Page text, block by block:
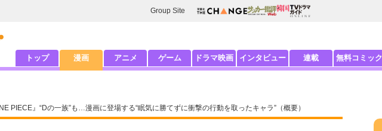
Group Site
トップ 漫画 アニメ ゲーム ドラマ映画 インタビュー 連載 無料コミック
PIECE』“Dの一族”も…漫画に登場する“眠気に勝てずに衝撃の行動を取ったキャラ”（概要）